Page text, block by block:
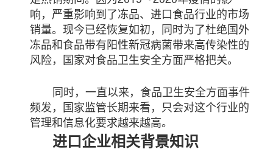
响，严重影响到了冻品、进口食品行业的市场
销量。现今已经恢复如初，同时为了杜绝国外
冻品和食品带有阳性新冠病菌带来高传染性的
风险，国家对食品卫生安全方面严格把关。
同时，一直以来，食品卫生安全方面事件
频发，国家监管长期来看，只会对这个行业的
管理和信息化要求越来越高。
进口企业相关背景知识